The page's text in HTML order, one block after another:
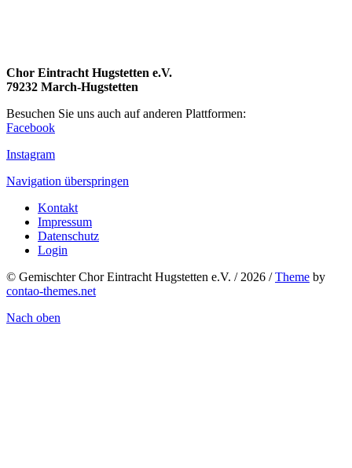
Chor Eintracht Hugstetten e.V.
79232 March-Hugstetten
Besuchen Sie uns auch auf anderen Plattformen:
Facebook
Instagram
Navigation überspringen
Kontakt
Impressum
Datenschutz
Login
© Gemischter Chor Eintracht Hugstetten e.V. / 2026 /Theme by
contao-themes.net
Nach oben